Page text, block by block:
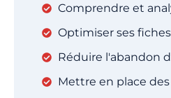
Comprendre et
Optimiser ses
Réduire l'abandon
Mettre en place